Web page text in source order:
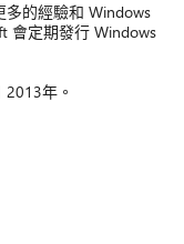
的經驗和 Windows
會定期發行 Windows
年。